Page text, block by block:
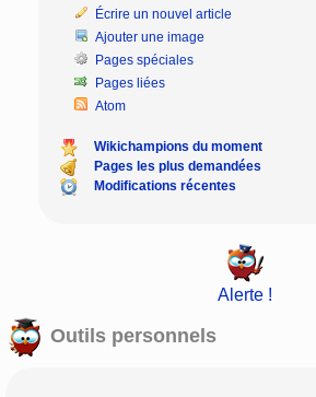
Écrire un nouvel article
Ajouter une image
Pages spéciales
Pages liées
Atom
Wikichampions du moment
Pages les plus demandées
Modifications récentes
Alerte !
Outils personnels